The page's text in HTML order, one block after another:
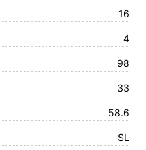
16
4
98
33
58.6
SL